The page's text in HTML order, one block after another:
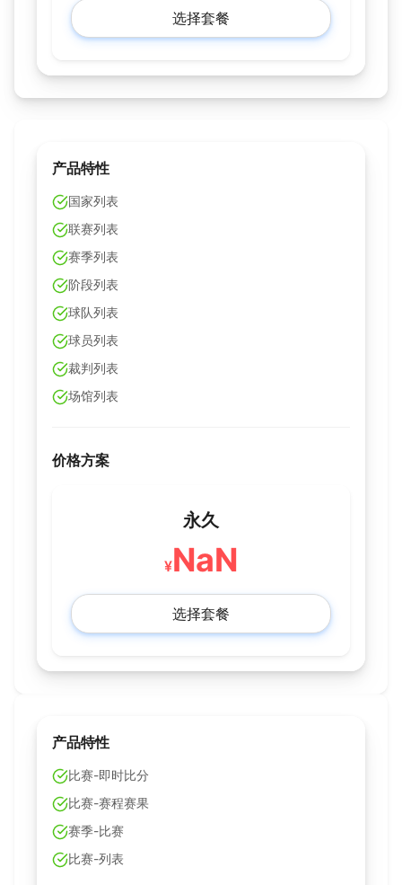
选择套餐
产品特性
国家列表
联赛列表
赛季列表
阶段列表
球队列表
球员列表
裁判列表
场馆列表
价格方案
永久
¥NaN
选择套餐
产品特性
比赛-即时比分
比赛-赛程赛果
赛季-比赛
比赛-列表